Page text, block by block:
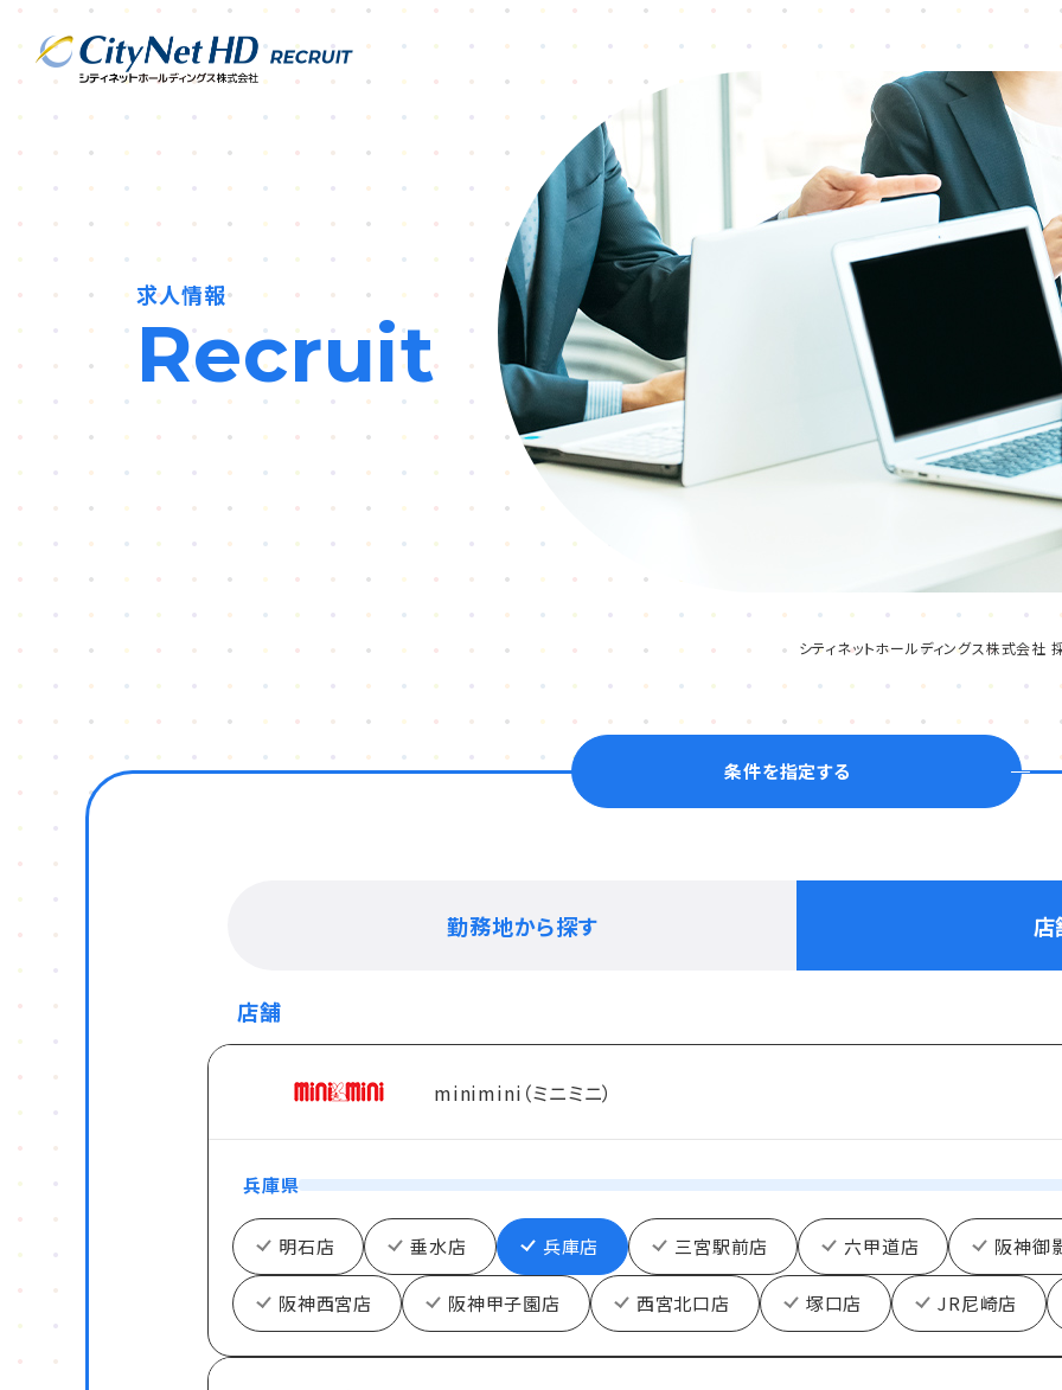
求人情報
Recruit
シティネットホールディングス株式会社
条件を指定する
勤務地から探す 店
店舗
minimini（ミニミニ）
兵庫県
明石店 垂水店 兵庫店 三宮駅前店 六甲道店 阪神御
阪神西宮店 阪神甲子園店 西宮北口店 塚口店 JR尼崎店